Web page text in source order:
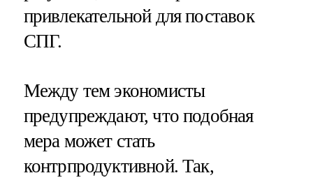
привлекательной для поставок
СПГ.
Между тем экономисты
предупреждают, что подобная
мера может стать
контрпродуктивной. Так,